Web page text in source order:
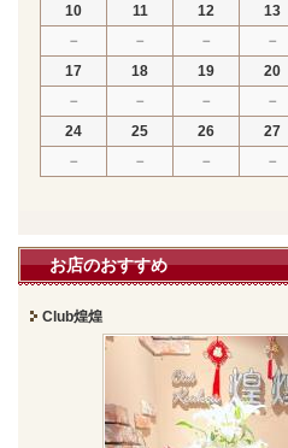
10
11 12 13
－
－ － －
17
18 19 20
－
－ － －
24
25 26 27
－
－ － －
お店のおすすめ
Club煌煌